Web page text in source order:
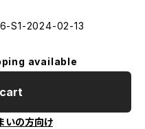
S1-2024-02-13
available
いの方向け